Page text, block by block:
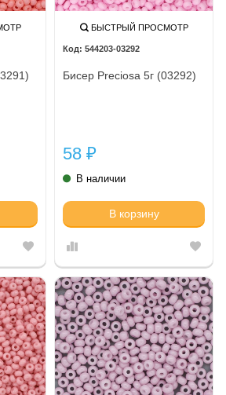
БЫСТРЫЙ ПРОСМОТР
544203-03292
Бисер Preciosa 5г (03292)
58 ₽
В наличии
В корзину